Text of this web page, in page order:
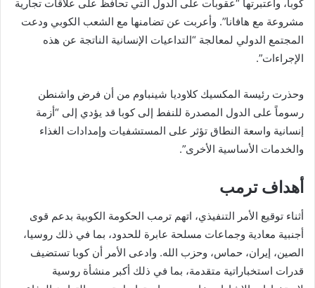
كوبا، واعتبرتها “عقوبات على الدول التي تحافظ على علاقات تجارية
مشروعة مع هافانا”. وأعربت عن تضامنها مع الشعب الكوبي ودعت
المجتمع الدولي لمعالجة “التداعيات الإنسانية الناتجة عن هذه
الإجراءات”.
وحذرت رئيسة المكسيك كلاوديا شينباوم من أن فرض واشنطن
رسوماً على الدول المصدرة للنفط إلى كوبا قد يؤدي إلى “أزمة
إنسانية واسعة النطاق تؤثر على المستشفيات وإمدادات الغذاء
والخدمات الأساسية الأخرى”.
أهداف ترمب
أثناء توقيع الأمر التنفيذي، اتهم ترمب الحكومة الكوبية بدعم قوى
أجنبية معادية وجماعات مسلحة عابرة للحدود، بما في ذلك روسيا،
الصين، إيران، حماس، وحزب الله. وادعى الأمر أن كوبا تستضيف
قدرات استخباراتية متقدمة، بما في ذلك أكبر منشأة روسية